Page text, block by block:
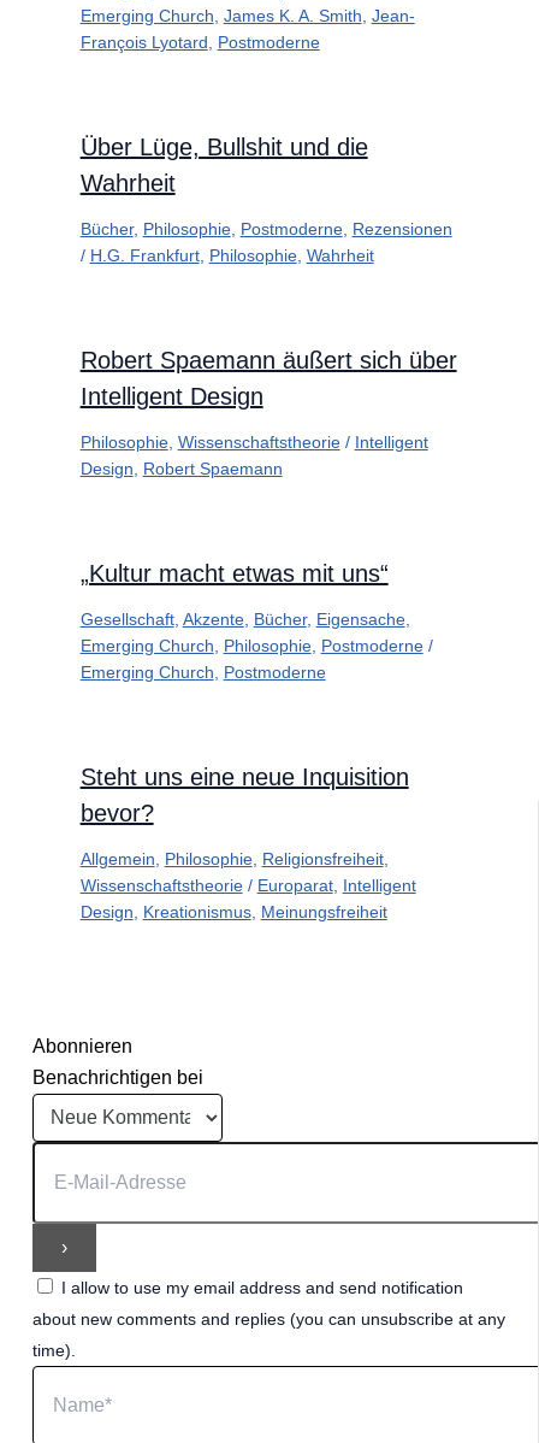
Emerging Church James K. A. Smith Jean-
François Lyotard
Postmoderne
Über Lüge, Bullshit und die
Wahrheit
Bücher, Philosophie, Postmoderne, Rezensionen
/ H.G. Frankfurt, Philosophie, Wahrheit
Robert Spaemann äußert sich über
Intelligent Design
Philosophie, Wissenschaftstheorie/ Intelligent
Design
Robert Spaemann
„Kultur macht etwas mit uns“
Gesellschaft, Akzente, Bücher, Eigensache,
Emerging Church
Philosophie, Postmoderne/
Emerging Church
Postmoderne
Steht uns eine neue Inquisition
bevor?
Allgemein Philosophie, Religionsfreiheit,
Wissenschaftstheorie/ Europarat, Intelligent
Design
Kreationismus, Meinungsfreiheit
Abonnieren
Benachrichtigen bei
I allow to use my email address and send notification
about new comments and replies (you can unsubscribe at any
time).